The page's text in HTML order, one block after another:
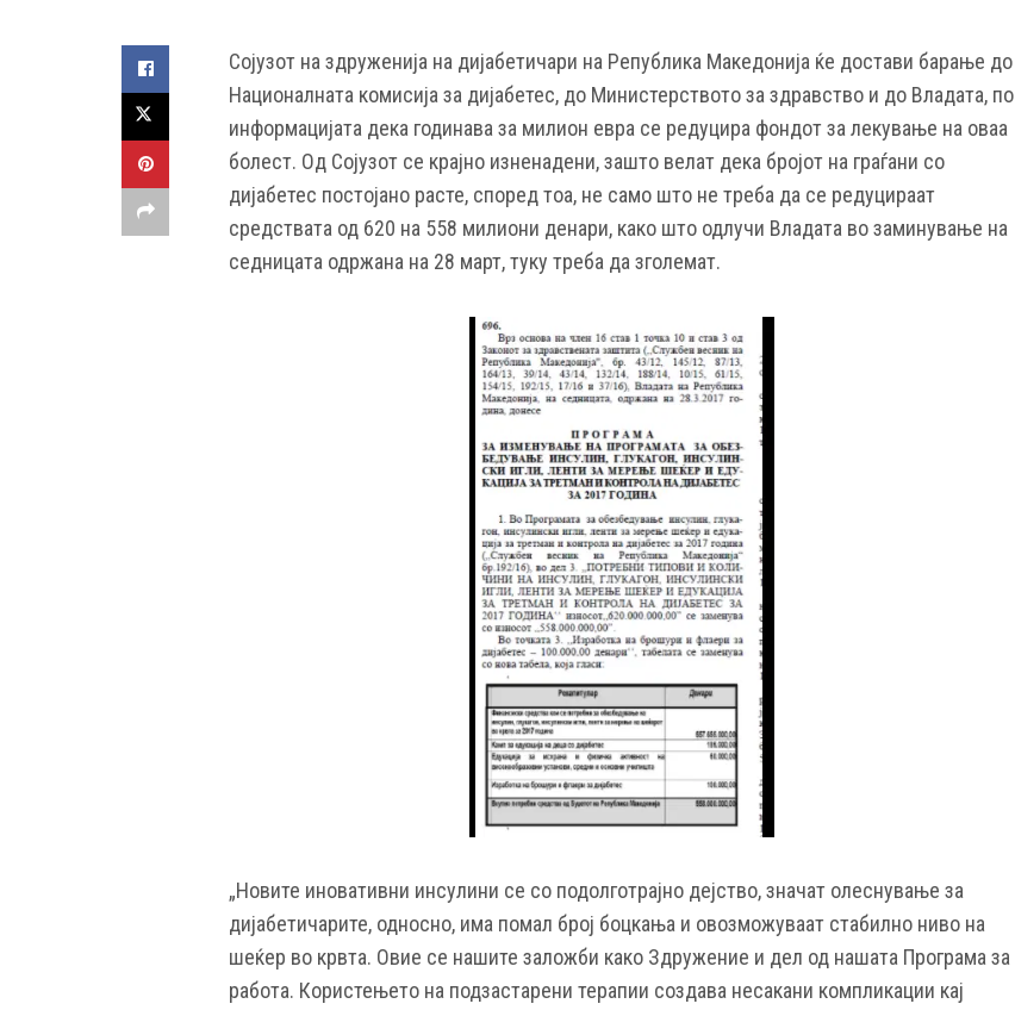
Сојузот на здруженија на дијабетичари на Република Македонија ќе достави барање до
Националната комисија за дијабетес, до Министерството за здравство и до Владата, по
информацијата дека годинава за милион евра се редуцира фондот за лекување на оваа
болест. Од Сојузот се крајно изненадени, зашто велат дека бројот на граѓани со
дијабетес постојано расте, според тоа, не само што не треба да се редуцираат
средствата од 620 на 558 милиони денари, како што одлучи Владата во заминување на
седницата одржана на 28 март, туку треба да зголемат.
„Новите иновативни инсулини се со подолготрајно дејство, значат олеснување за
дијабетичарите, односно, има помал број боцкања и овозможуваат стабилно ниво на
шеќер во крвта. Овие се нашите заложби како Здружение и дел од нашата Програма за
работа. Користењето на подзастарени терапии создава несакани компликации кај